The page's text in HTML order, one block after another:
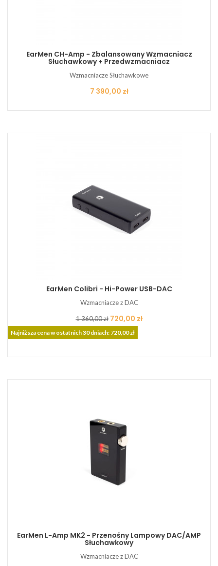
EarMen CH-Amp - Zbalansowany Wzmacniacz
Słuchawkowy + Przedwzmacniacz
Wzmacniacze Słuchawkowe
Cena
7 390,00 zł
EarMen Colibri - Hi-Power USB-DAC
Wzmacniacze z DAC
Cena
podstawowa
1 360,00 zł Cena
720,00 zł
Najniższa cena w ostatnich 30 dniach: 720,00 zł
EarMen L-Amp MK2 - Przenośny Lampowy DAC/AMP
Słuchawkowy
Wzmacniacze z DAC